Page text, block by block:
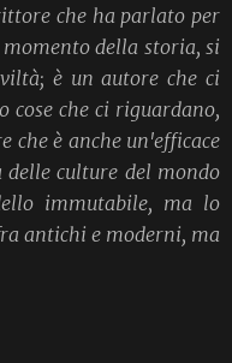
che ha parlato per
della storia, si
è un autore che ci
cose che ci riguardano,
che è anche un'efficace
delle culture del mondo
immutabile, ma lo
antichi e moderni, ma